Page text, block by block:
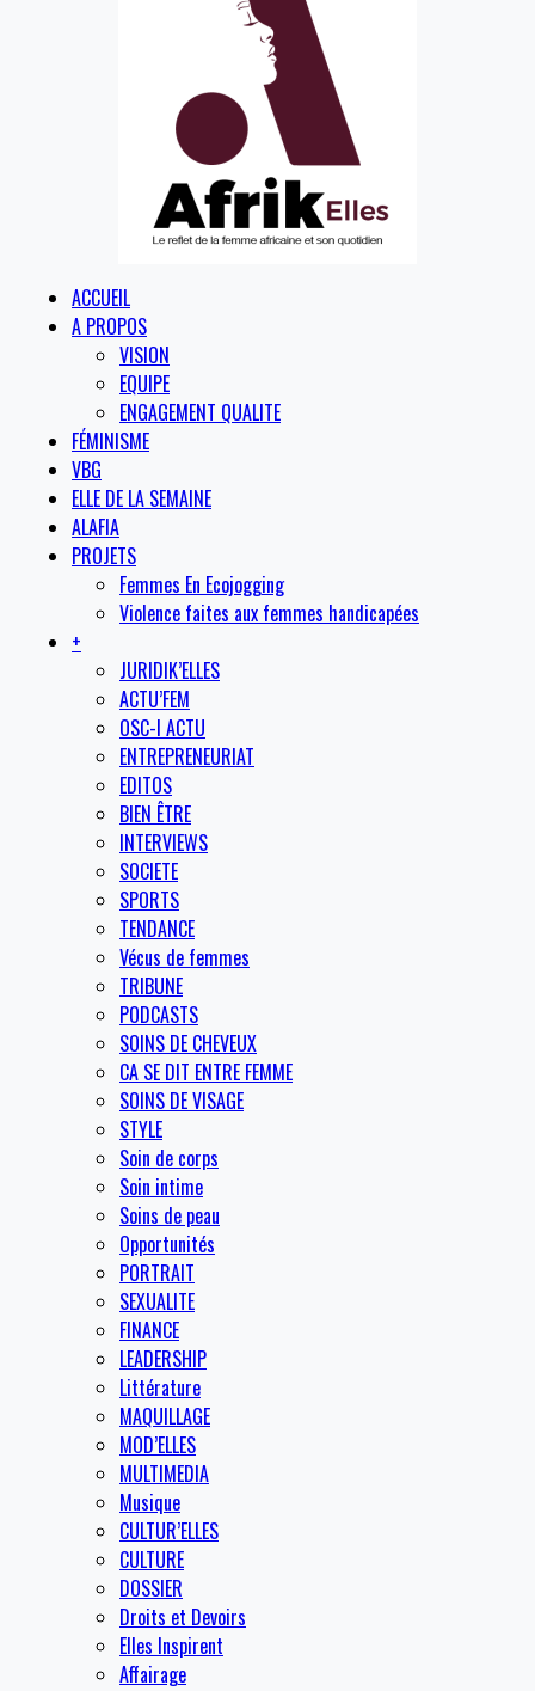
ACCUEIL
A PROPOS
VISION
EQUIPE
ENGAGEMENT QUALITE
FÉMINISME
VBG
ELLE DE LA SEMAINE
ALAFIA
PROJETS
Femmes En Ecojogging
Violence faites aux femmes handicapées
+
JURIDIK’ELLES
ACTU’FEM
OSC-I ACTU
ENTREPRENEURIAT
EDITOS
BIEN ÊTRE
INTERVIEWS
SOCIETE
SPORTS
TENDANCE
Vécus de femmes
TRIBUNE
PODCASTS
SOINS DE CHEVEUX
CA SE DIT ENTRE FEMME
SOINS DE VISAGE
STYLE
Soin de corps
Soin intime
Soins de peau
Opportunités
PORTRAIT
SEXUALITE
FINANCE
LEADERSHIP
Littérature
MAQUILLAGE
MOD’ELLES
MULTIMEDIA
Musique
CULTUR’ELLES
CULTURE
DOSSIER
Droits et Devoirs
Elles Inspirent
Affairage